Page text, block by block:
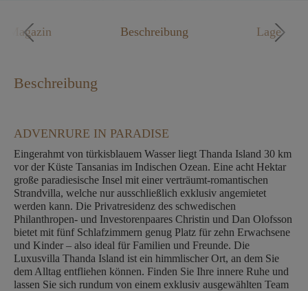
Beschreibung Lage
Magazin
Beschreibung
ADVENRURE IN PARADISE
Eingerahmt von türkisblauem Wasser liegt Thanda Island 30 km
vor der Küste Tansanias im Indischen Ozean. Eine acht Hektar
große paradiesische Insel mit einer verträumt-romantischen
Strandvilla, welche nur ausschließlich exklusiv angemietet
werden kann. Die Privatresidenz des schwedischen
Philanthropen- und Investorenpaares Christin und Dan Olofsson
bietet mit fünf Schlafzimmern genug Platz für zehn Erwachsene
und Kinder – also ideal für Familien und Freunde. Die
Luxusvilla Thanda Island ist ein himmlischer Ort, an dem Sie
dem Alltag entfliehen können. Finden Sie Ihre innere Ruhe und
lassen Sie sich rundum von einem exklusiv ausgewählten Team